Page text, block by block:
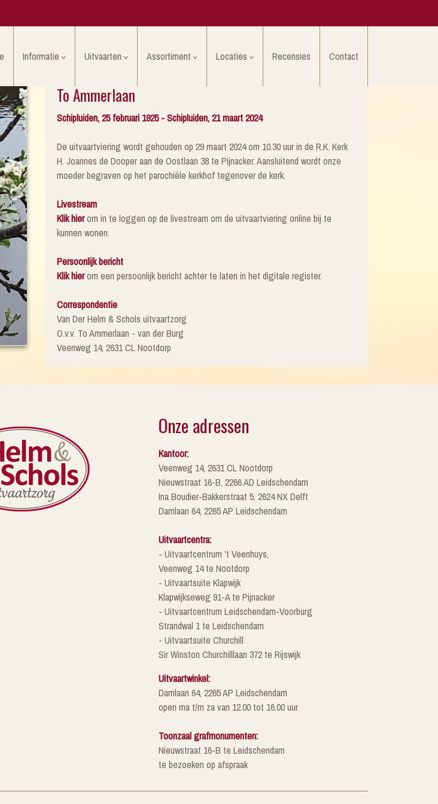
Informatie Uitvaarten Assortiment Locaties Recensies Contact
To Ammerlaan
Schipluiden, 25 februari 1925 - Schipluiden, 21 maart 2024
De uitvaartviering wordt gehouden op 29 maart 2024 om 10.30 uur in de R.K. Kerk
H. Joannes de Dooper aan de Oostlaan 38 te Pijnacker. Aansluitend wordt onze
moeder begraven op het parochiële kerkhof tegenover de kerk.
Livestream
Klik hierom in te loggen op de livestream om de uitvaartviering online bij te
kunnen wonen.
Persoonlijk bericht
Klik hierom een persoonlijk bericht achter te laten in het digitale register.
Correspondentie
Van Der Helm & Schols uitvaartzorg
O.v.v. To Ammerlaan - van der Burg
Veenweg 14, 2631 CL Nootdorp
Onze adressen
Kantoor:
Veenweg 14, 2631 CL Nootdorp
Nieuwstraat 16-B, 2266 AD Leidschendam
Ina Boudier-Bakkerstraat 5, 2624 NX Delft
Damlaan 64, 2265 AP Leidschendam
Uitvaartcentra:
- Uitvaartcentrum 't Veenhuys,
Veenweg 14 te Nootdorp
- Uitvaartsuite Klapwijk
Klapwijkseweg 91-A te Pijnacker
- Uitvaartcentrum Leidschendam-Voorburg
Strandwal 1 te Leidschendam
- Uitvaartsuite Churchill
Sir Winston Churchilllaan 372 te Rijswijk
Uitvaartwinkel:
Damlaan 64, 2265 AP Leidschendam
open ma t/m za van 12.00 tot 16.00 uur
Toonzaal grafmonumenten:
Nieuwstraat 16-B te Leidschendam
te bezoeken op afspraak